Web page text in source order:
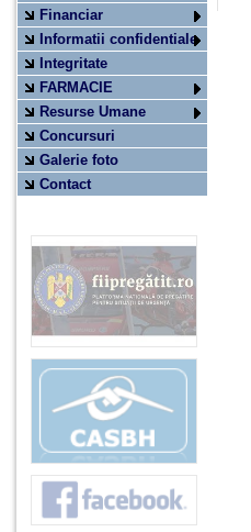
Financiar
Informatii confidentiale
Integritate
FARMACIE
Resurse Umane
Concursuri
Galerie foto
Contact